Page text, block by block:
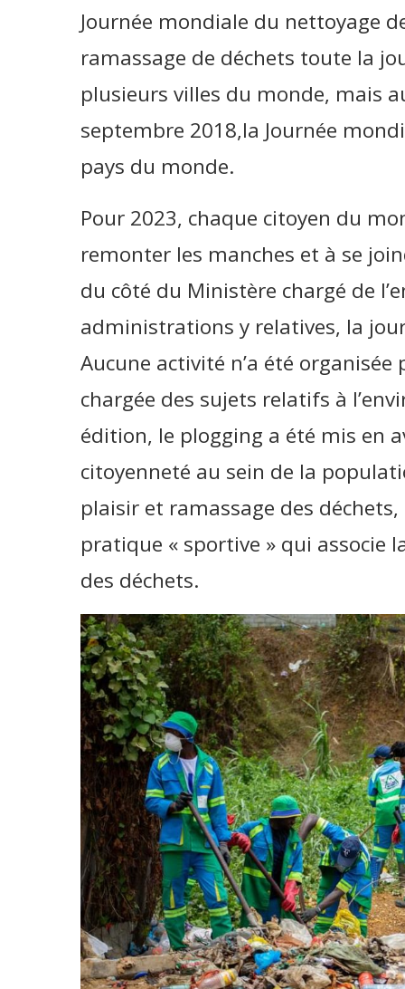
Journée mondiale du nettoyage
ramassage de déchets toute la
plusieurs villes du monde, mais
septembre 2018,la Journée
pays du monde.
Pour 2023, chaque citoyen du
remonter les manches et à se
du côté du Ministère chargé de
administrations y relatives, la
Aucune activité n’a été
chargée des sujets relatifs à
édition, le plogging a été mis en
citoyenneté au sein de la
plaisir et ramassage des déchets,
pratique « sportive » qui associe
des déchets.